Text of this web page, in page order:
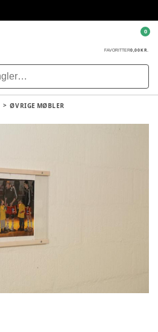
FAVORITTER0,00 KR.
0
ØVRIGE MØBLER